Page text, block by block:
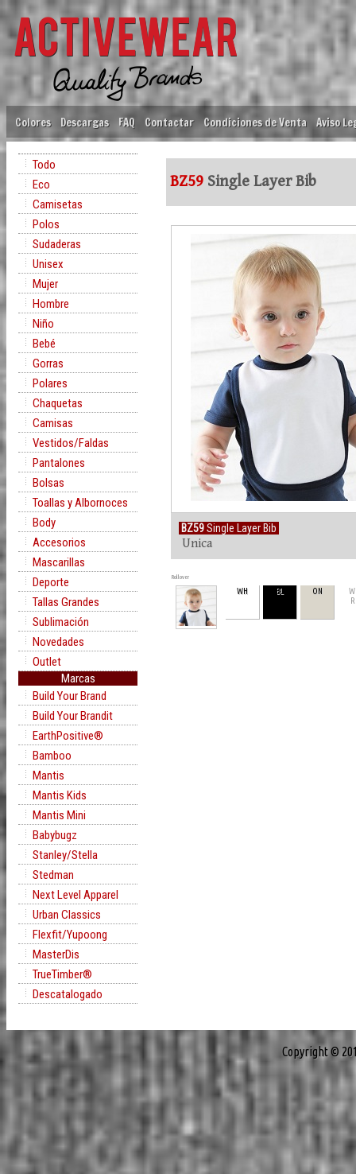
Colores Descargas FAQ Contactar Condiciones de Venta Aviso
Todo
Eco
Camisetas
Polos
Sudaderas
Unisex
Mujer
Hombre
Niño
Bebé
Gorras
Polares
Chaquetas
Camisas
Vestidos/Faldas
Pantalones
Bolsas
Toallas y Albornoces
Body
Accesorios
Mascarillas
Deporte
Tallas Grandes
Sublimación
Novedades
Outlet
Marcas
Build Your Brand
Build Your Brandit
EarthPositive®
Bamboo
Mantis
Mantis Kids
Mantis Mini
Babybugz
Stanley/Stella
Stedman
Next Level Apparel
Urban Classics
Flexfit/Yupoong
MasterDis
TrueTimber®
Descatalogado
BZ59 Single Layer Bib
BZ59Single Layer Bib
Unica
Rollover
WH BL ON
Copyright ©